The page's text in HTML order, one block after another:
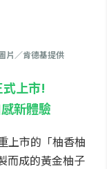
片／肯德基提供
上市!
新體驗
上市的「柚香柚
而成的黃金柚子